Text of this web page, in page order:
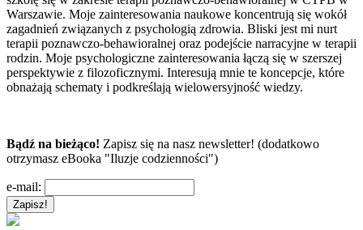
Warszawie. Moje zainteresowania naukowe koncentrują się wokół
zagadnień związanych z psychologią zdrowia. Bliski jest mi nurt
terapii poznawczo-behawioralnej oraz podejście narracyjne w terapii
rodzin. Moje psychologiczne zainteresowania łączą się w szerszej
perspektywie z filozoficznymi. Interesują mnie te koncepcje, które
obnażają schematy i podkreślają wielowersyjność wiedzy.
Bądź na bieżąco! Zapisz się na nasz newsletter! (dodatkowo
otrzymasz eBooka "Iluzje codzienności")
e-mail: